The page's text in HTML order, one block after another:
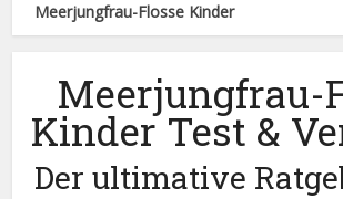
Meerjungfrau-Flosse Kinder
Meerjungfrau-
Kinder Test &
Der ultimative